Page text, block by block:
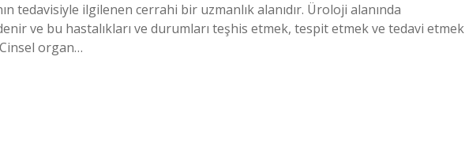
tedavisiyle ilgilenen cerrahi bir uzmanlık alanıdır. Üroloji alanında
ve bu hastalıkları ve durumları teşhis etmek, tespit etmek ve tedavi etmek
organ…